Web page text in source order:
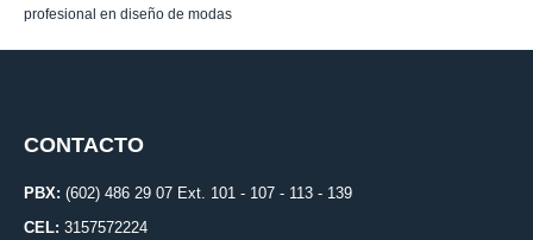
profesional en diseño de modas
CONTACTO
PBX: (602) 486 29 07 Ext. 101 - 107 - 113 - 139
CEL: 3157572224